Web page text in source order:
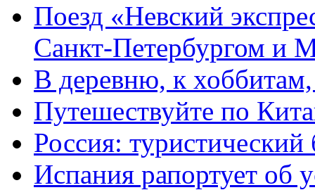
Поезд «Невский
Санкт-Петербургом и
В деревню, к
Путешествуйте по
Россия:
Испания рапортует об